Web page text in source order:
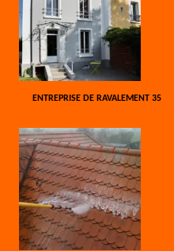
ENTREPRISE DE RAVALEMENT 35